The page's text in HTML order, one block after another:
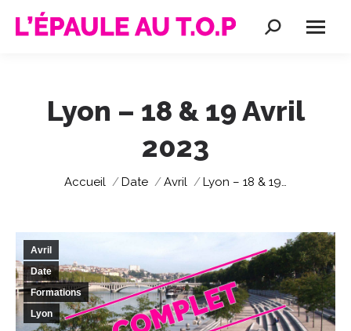
Recherche
Lyon – 18 & 19 Avril
2023
Vous êtes ici :
Accueil Date Avril Lyon – 18 & 19…
Avril
Date
Formations
Lyon